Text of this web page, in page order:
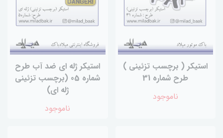
استیکر ( برچسب تزئینی )
طرح شماره 31
ناموجود
استیکر ژله ای ضد آب طرح
شماره 05 (برچسب تزئینی
ژله ای)
ناموجود